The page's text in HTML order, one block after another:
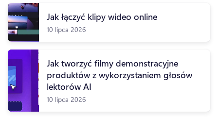
Jak łączyć klipy wideo online
10 lipca 2026
Jak tworzyć filmy demonstracyjne
produktów z wykorzystaniem głosów
lektorów AI
10 lipca 2026